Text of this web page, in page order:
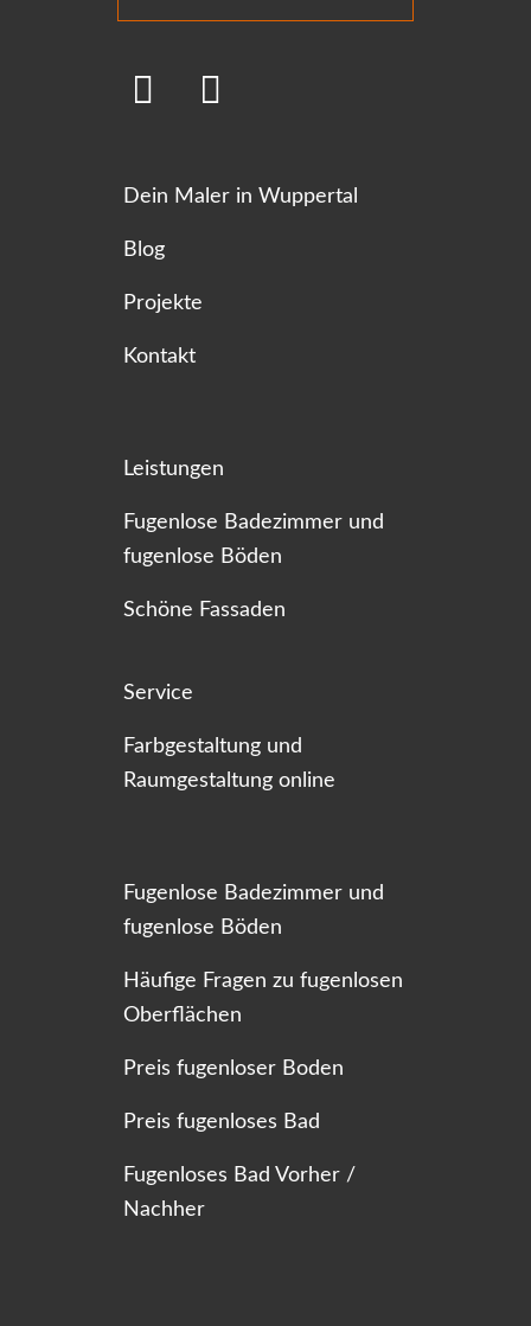
Dein Maler in Wuppertal
Blog
Projekte
Kontakt
Leistungen
Fugenlose Badezimmer und
fugenlose Böden
Schöne Fassaden
Service
Farbgestaltung und
Raumgestaltung online
Fugenlose Badezimmer und
fugenlose Böden
Häufige Fragen zu fugenlosen
Oberflächen
Preis fugenloser Boden
Preis fugenloses Bad
Fugenloses Bad Vorher /
Nachher